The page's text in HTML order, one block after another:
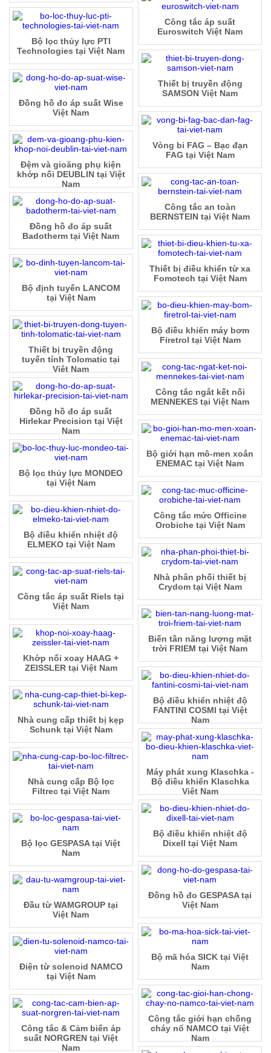
Công tắc áp suất
Euroswitch Việt Nam
Bộ lọc thủy lực PTI
Technologies tại Việt Nam
Thiết bị truyền động
SAMSON Việt Nam
Đồng hồ đo áp suất Wise
Việt Nam
Vòng bi FAG – Bạc đạn
FAG tại Việt Nam
Đệm và gioăng phụ kiện
khớp nối DEUBLIN tại Việt
Nam
Công tắc an toàn
BERNSTEIN tại Việt Nam
Đồng hồ đo áp suất
Badotherm tại Việt Nam
Thiết bị điều khiển từ xa
Fomotech tại Việt Nam
Bộ định tuyến LANCOM
tại Việt Nam
Bộ điều khiển máy bơm
Firetrol tại Việt Nam
Thiết bị truyền động
tuyến tính Tolomatic tại
Việt Nam
Công tắc ngắt kết nối
MENNEKES tại Việt Nam
Đồng hồ đo áp suất
Hirlekar Precision tại Việt
Nam
Bộ giới hạn mô-men xoắn
ENEMAC tại Việt Nam
Bộ lọc thủy lực MONDEO
tại Việt Nam
Công tắc mức Officine
Orobiche tại Việt Nam
Bộ điều khiển nhiệt độ
ELMEKO tại Việt Nam
Nhà phân phối thiết bị
Crydom tại Việt Nam
Công tắc áp suất Riels tại
Việt Nam
Biến tần năng lượng mặt
trời FRIEM tại Việt Nam
Khớp nối xoay HAAG +
ZEISSLER tại Việt Nam
Bộ điều khiển nhiệt độ
FANTINI COSMI tại Việt
Nam
Nhà cung cấp thiết bị kẹp
Schunk tại Việt Nam
Máy phát xung Klaschka -
Bộ điều khiển Klaschka
Việt Nam
Nhà cung cấp Bộ lọc
Filtrec tại Việt Nam
Bộ điều khiển nhiệt độ
Dixell tại Việt Nam
Bộ lọc GESPASA tại Việt
Nam
Đồng hồ đo GESPASA tại
Việt Nam
Đầu từ WAMGROUP tại
Việt Nam
Bộ mã hóa SICK tại Việt
Nam
Điện từ solenoid NAMCO
tại Việt Nam
Công tắc giới hạn chống
cháy nổ NAMCO tại Việt
Nam
Công tắc & Cảm biến áp
suất NORGREN tại Việt
Nam